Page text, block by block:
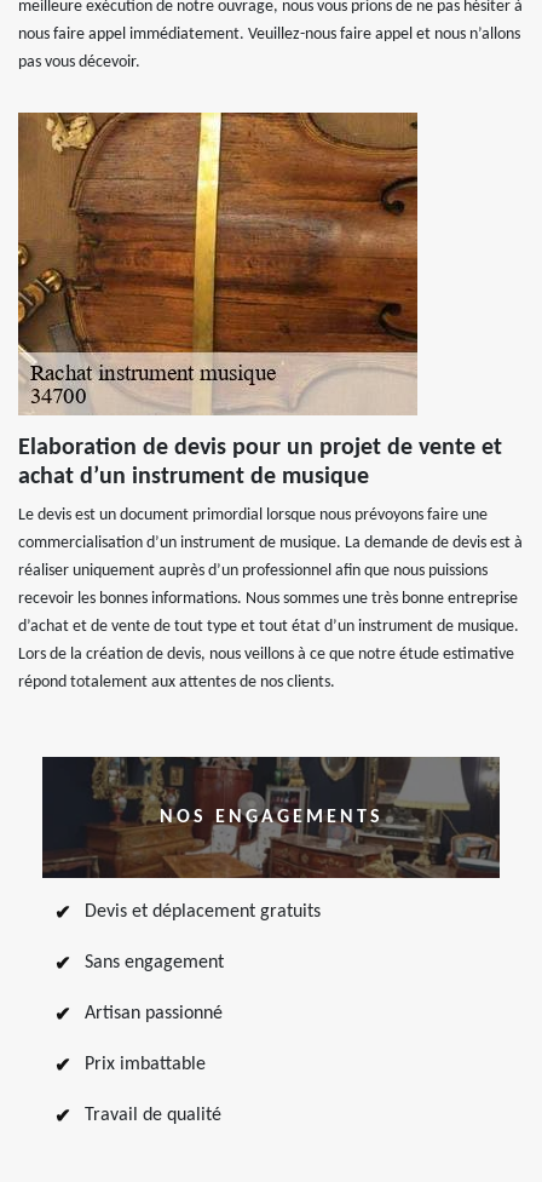
meilleure exécution de notre ouvrage, nous vous prions de ne pas hésiter à
nous faire appel immédiatement. Veuillez-nous faire appel et nous n’allons
pas vous décevoir.
Elaboration de devis pour un projet de vente et
achat d’un instrument de musique
Le devis est un document primordial lorsque nous prévoyons faire une
commercialisation d’un instrument de musique. La demande de devis est à
réaliser uniquement auprès d’un professionnel afin que nous puissions
recevoir les bonnes informations. Nous sommes une très bonne entreprise
d’achat et de vente de tout type et tout état d’un instrument de musique.
Lors de la création de devis, nous veillons à ce que notre étude estimative
répond totalement aux attentes de nos clients.
NOS ENGAGEMENTS
Devis et déplacement gratuits
Sans engagement
Artisan passionné
Prix imbattable
Travail de qualité